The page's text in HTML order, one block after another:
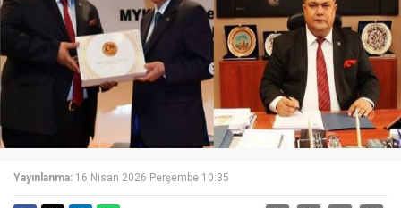
Yayınlanma: 16 Nisan 2026 Perşembe 10:35